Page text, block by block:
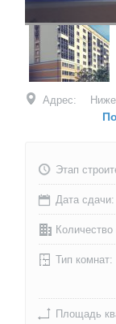
Адрес:
Этап
Дата сдачи:
Количество
Тип комнат:
Площадь